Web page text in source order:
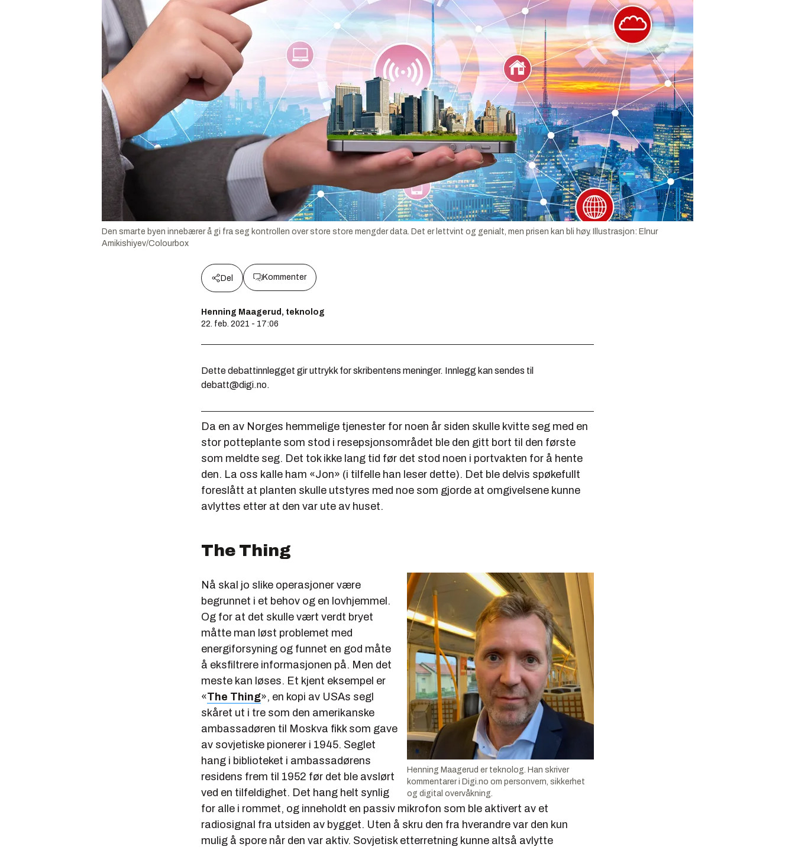
Den smarte byen innebærer å gi fra seg kontrollen over store store mengder data. Det er lettvint og genialt, men prisen kan bli høy. Illustrasjon: Elnur
Amikishiyev/Colourbox
Del Kommenter
Henning Maagerud, teknolog
22. feb. 2021 - 17:06
Dette debattinnlegget gir uttrykk for skribentens meninger. Innlegg kan sendes til
debatt@digi.no.
Da en av Norges hemmelige tjenester for noen år siden skulle kvitte seg med en
stor potteplante som stod i resepsjonsområdet ble den gitt bort til den første
som meldte seg. Det tok ikke lang tid før det stod noen i portvakten for å hente
den. La oss kalle ham «Jon» (i tilfelle han leser dette). Det ble delvis spøkefullt
foreslått at planten skulle utstyres med noe som gjorde at omgivelsene kunne
avlyttes etter at den var ute av huset.
The Thing
Henning Maagerud er teknolog. Han skriver
kommentarer i Digi.no om personvern, sikkerhet
og digital overvåkning.
Nå skal jo slike operasjoner være
begrunnet i et behov og en lovhjemmel.
Og for at det skulle vært verdt bryet
måtte man løst problemet med
energiforsyning og funnet en god måte
å eksfiltrere informasjonen på. Men det
meste kan løses. Et kjent eksempel er
«The Thing», en kopi av USAs segl
skåret ut i tre som den amerikanske
ambassadøren til Moskva fikk som gave
av sovjetiske pionerer i 1945. Seglet
hang i biblioteket i ambassadørens
residens frem til 1952 før det ble avslørt
ved en tilfeldighet. Det hang helt synlig
for alle i rommet, og inneholdt en passiv mikrofon som ble aktivert av et
radiosignal fra utsiden av bygget. Uten å skru den fra hverandre var den kun
mulig å spore når den var aktiv. Sovjetisk etterretning kunne altså avlytte